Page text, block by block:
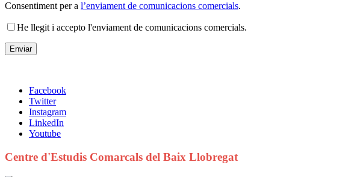
Consentiment per a l’enviament de comunicacions comercials.
He llegit i accepto l'enviament de comunicacions comercials.
Facebook
Twitter
Instagram
LinkedIn
Youtube
Centre d'Estudis Comarcals del Baix Llobregat